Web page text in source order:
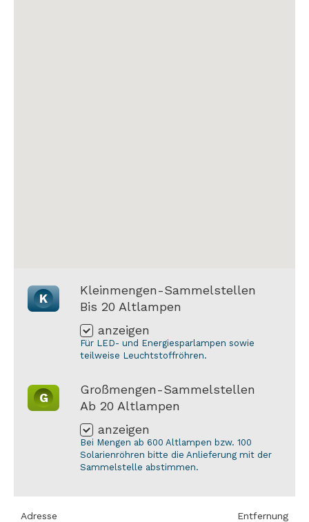
K
Kleinmengen-Sammelstellen
Bis 20 Altlampen
anzeigen
Für LED- und Energiesparlampen sowie
teilweise Leuchtstoffröhren.
G
Großmengen-Sammelstellen
Ab 20 Altlampen
anzeigen
Bei Mengen ab 600 Altlampen bzw. 100
Solarienröhren bitte die Anlieferung mit der
Sammelstelle abstimmen.
Adresse Entfernung